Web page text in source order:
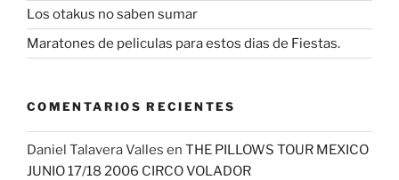
Los otakus no saben sumar
Maratones de peliculas para estos dias de Fiestas.
COMENTARIOS RECIENTES
Daniel Talavera Valles en THE PILLOWS TOUR MEXICO
JUNIO 17/18 2006 CIRCO VOLADOR